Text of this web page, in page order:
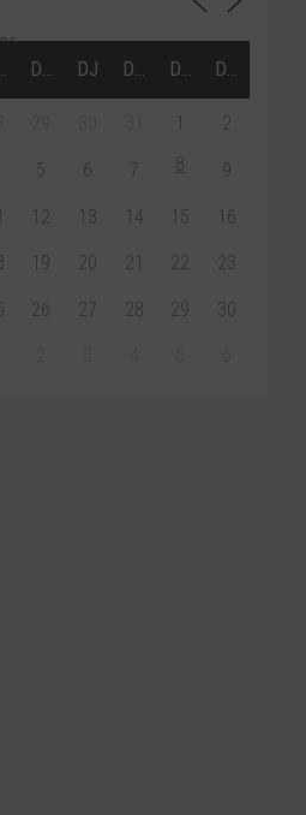
DC DJ DV DS DG
1 2
5 6 7 8 9
12 13 14 15 16
19 20 21 22 23
26 27 28 29 30